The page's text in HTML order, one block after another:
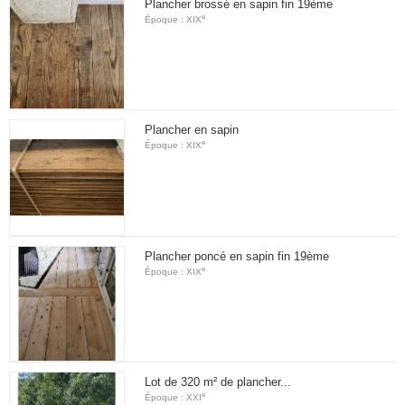
Plancher brossé en sapin fin 19ème
Époque : XIXe
Plancher en sapin
Époque : XIXe
Plancher poncé en sapin fin 19ème
Époque : XIXe
Lot de 320 m² de plancher...
Époque : XXIe